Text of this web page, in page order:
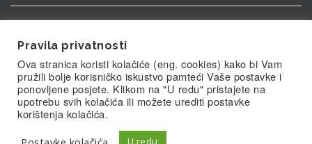
Ulica kardinala Alojzija Stepinca 5, Vukovar, Hrvatska
Pravila privatnosti
Ova stranica koristi kolačiće (eng. cookies) kako bi Vam
pružili bolje korisničko iskustvo pamteći Vaše postavke i
ponovljene posjete. Klikom na "U redu" pristajete na
upotrebu svih kolačića ili možete urediti postavke
korištenja kolačića.
U redu